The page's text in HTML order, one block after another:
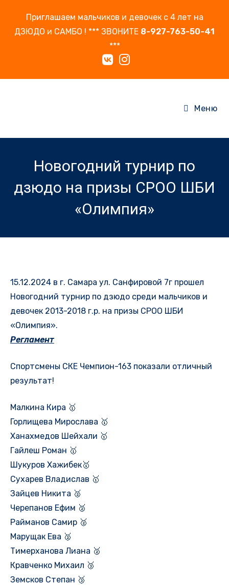
содержимому
Приглашаем мальчиков и девочек с 4 лет на
ДЗЮДО и САМБО ! *** ЗВОНИТЕ 8-927-763-50-41
***
Меню
Новогодний турнир по
дзюдо на призы СРОО ШБИ
«Олимпия»
15.12.2024 в г. Самара ул. Санфировой 7г прошел
Новогодний турнир по дзюдо среди мальчиков и
девочек 2013-2018 г.р. на призы СРОО ШБИ
«Олимпия».
Регламент
Спортсмены СКЕ Чемпион-163 показали отличный
результат!
Малкина Кира 🥇
Горлищева Мирослава 🥇
Ханахмедов Шейхали 🥇
Гайлеш Роман 🥇
Шукуров Хажибек🥇
Сухарев Владислав 🥇
Зайцев Никита 🥈
Черепанов Ефим 🥈
Райманов Самир 🥈
Марущак Ева 🥈
Тимерханова Лиана 🥈
Кравченко Михаил 🥉
Земсков Степан 🥉